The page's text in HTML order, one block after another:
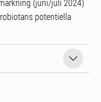
(juni/juli 2024)
potentiella